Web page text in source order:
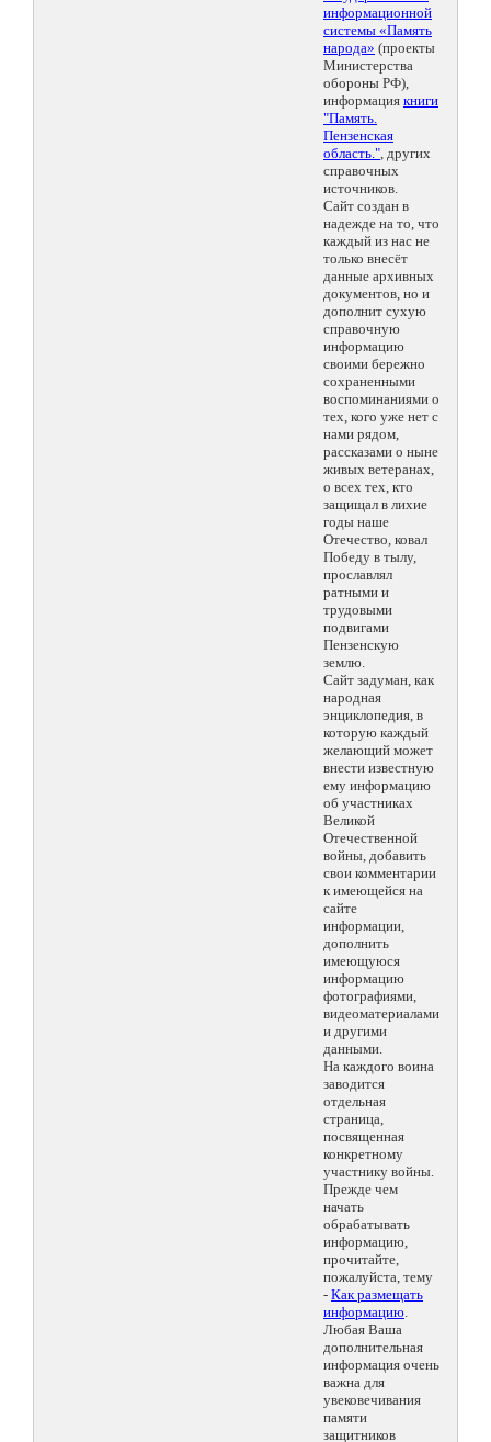
информационной
системы «Память
народа» (проекты
Министерства
обороны РФ),
информация книги
"Память.
Пензенская
область.", других
справочных
источников.
Сайт создан в
надежде на то, что
каждый из нас не
только внесёт
данные архивных
документов, но и
дополнит сухую
справочную
информацию
своими бережно
сохраненными
воспоминаниями о
тех, кого уже нет с
нами рядом,
рассказами о ныне
живых ветеранах,
о всех тех, кто
защищал в лихие
годы наше
Отечество, ковал
Победу в тылу,
прославлял
ратными и
трудовыми
подвигами
Пензенскую
землю.
Сайт задуман, как
народная
энциклопедия, в
которую каждый
желающий может
внести известную
ему информацию
об участниках
Великой
Отечественной
войны, добавить
свои комментарии
к имеющейся на
сайте
информации,
дополнить
имеющуюся
информацию
фотографиями,
видеоматериалами
и другими
данными.
На каждого воина
заводится
отдельная
страница,
посвященная
конкретному
участнику войны.
Прежде чем
начать
обрабатывать
информацию,
прочитайте,
пожалуйста, тему
- Как размещать
информацию.
Любая Ваша
дополнительная
информация очень
важна для
увековечивания
памяти
защитников